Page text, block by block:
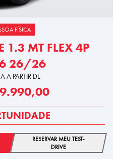
FÍSICA
1.3 MT FLEX 4P
26/26
A PARTIR DE
RESERVAR MEU TEST-
DRIVE